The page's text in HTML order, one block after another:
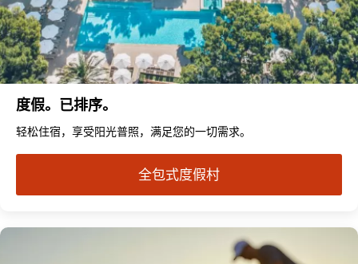
度假。已排序。
轻松住宿，享受阳光普照，满足您的一切需求。
全包式度假村